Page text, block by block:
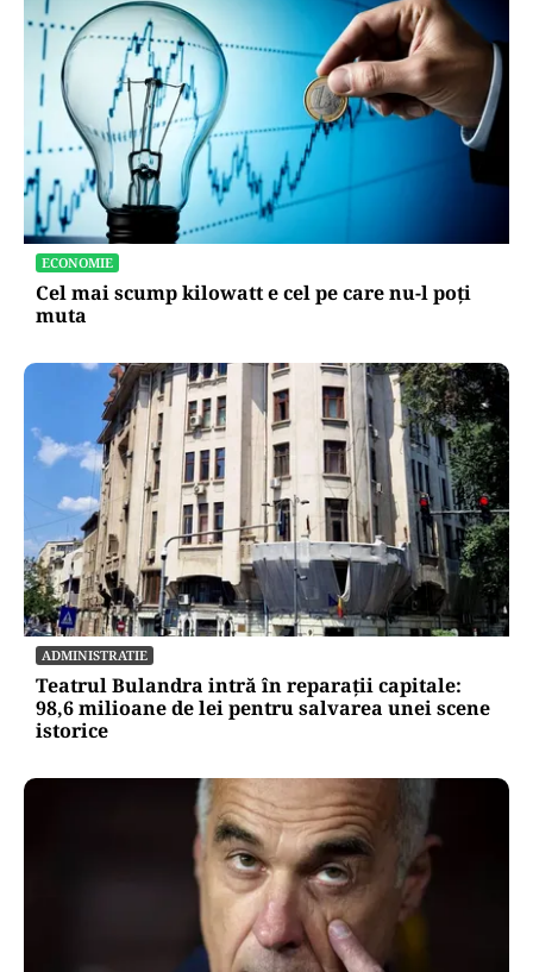
AUTO
Schimbare pe piața auto: românii cumpără mai
puține mașini, însă tot mai multe sunt noi
ECONOMIE
Cel mai scump kilowatt e cel pe care nu-l poți
muta